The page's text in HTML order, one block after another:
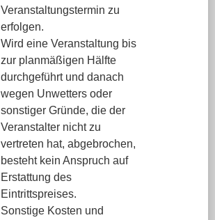
Veranstaltungstermin zu
erfolgen.
Wird eine Veranstaltung bis
zur planmäßigen Hälfte
durchgeführt und danach
wegen Unwetters oder
sonstiger Gründe, die der
Veranstalter nicht zu
vertreten hat, abgebrochen,
besteht kein Anspruch auf
Erstattung des
Eintrittspreises.
Sonstige Kosten und